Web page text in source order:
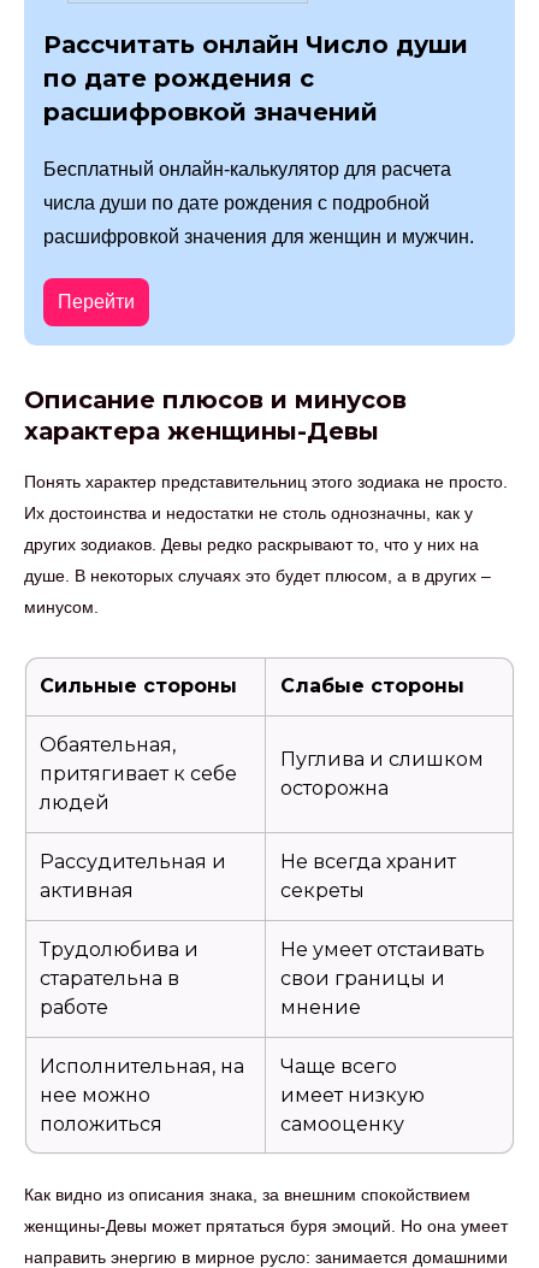
Рассчитать онлайн Число души
по дате рождения с
расшифровкой значений
Бесплатный онлайн-калькулятор для расчета
числа души по дате рождения с подробной
расшифровкой значения для женщин и мужчин.
Перейти
Описание плюсов и минусов
характера женщины-Девы
Понять характер представительниц этого зодиака не просто.
Их достоинства и недостатки не столь однозначны, как у
других зодиаков. Девы редко раскрывают то, что у них на
душе. В некоторых случаях это будет плюсом, а в других –
минусом.
Сильные стороны Слабые стороны
Обаятельная,
притягивает к себе
людей
Пуглива и слишком
осторожна
Рассудительная и
активная
Не всегда хранит
секреты
Трудолюбива и
старательна в
работе
Не умеет отстаивать
свои границы и
мнение
Исполнительная, на
нее можно
положиться
Чаще всего
имеет низкую
самооценку
Как видно из описания знака, за внешним спокойствием
женщины-Девы может прятаться буря эмоций. Но она умеет
направить энергию в мирное русло: занимается домашними